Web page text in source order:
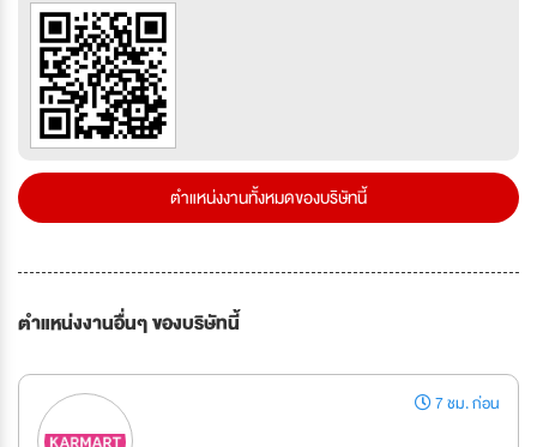
ตำแหน่งงานทั้งหมดของบริษัทนี้
ตำแหน่งงานอื่นๆ ของบริษัทนี้
7 ชม. ก่อน